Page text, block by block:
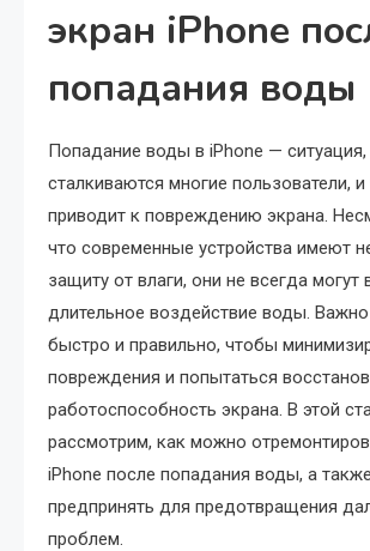
экран iPhone
попадания воды
Попадание воды в iPhone — ситуация,
сталкиваются многие пользователи, и
приводит к повреждению экрана.
что современные устройства имеют
защиту от влаги, они не всегда
длительное воздействие воды.
быстро и правильно, чтобы
повреждения и попытаться
работоспособность экрана. В этой
рассмотрим, как можно
iPhone после попадания воды, а
предпринять для предотвращения
проблем.